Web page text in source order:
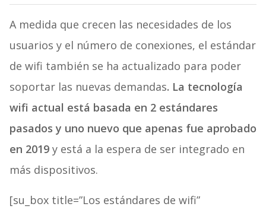
A medida que crecen las necesidades de los
usuarios y el número de conexiones, el estándar
de wifi también se ha actualizado para poder
soportar las nuevas demandas. La tecnología
wifi actual está basada en 2 estándares
pasados y uno nuevo que apenas fue aprobado
en 2019y está a la espera de ser integrado en
más dispositivos.
[su_box title=”Los estándares de wifi”